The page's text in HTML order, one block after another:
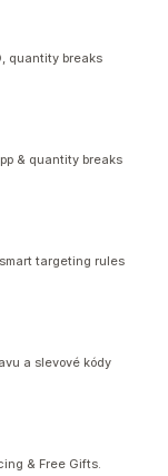
quantity breaks
& quantity breaks
targeting rules
a slevové kódy
& Free Gifts.